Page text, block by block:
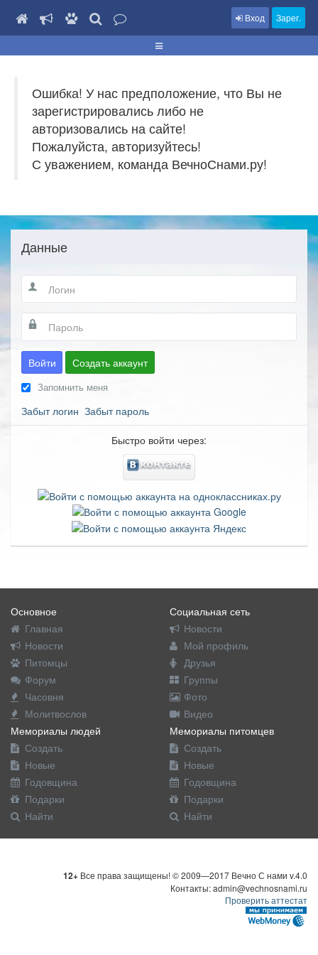
Вход Зарег.
Ошибка! У нас предположение, что Вы не
зарегистрировались либо не
авторизовались на сайте!
Пожалуйста, авторизуйтесь!
С уважением, команда ВечноСнами.ру!
Данные
Войти Создать аккаунт
Запомнить меня
Забыт логин Забыт пароль
Быстро войти через:
Основное
Главная
Новости
Питомцы
Форум
Часовня
Молитвослов
Социальная сеть
Новости
Мой профиль
Друзья
Группы
Фото
Видео
Мемориалы людей
Создать
Новые
Годовщина
Подарки
Найти
Мемориалы питомцев
Создать
Новые
Годовщина
Подарки
Найти
12+ Все права защищены! © 2009—2017 Вечно С нами v.4.0
Контакты: admin@vechnosnami.ru
Проверить аттестат